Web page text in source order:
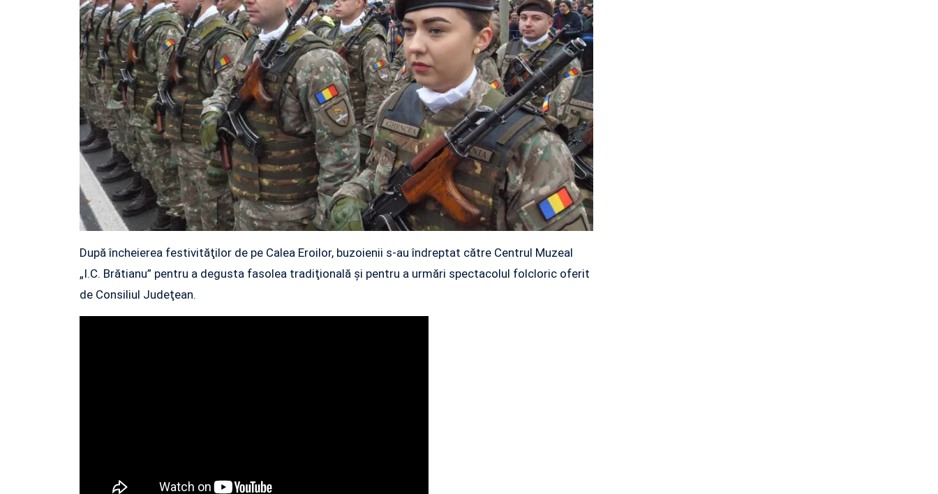
După încheierea festivităţilor de pe Calea Eroilor, buzoienii s-au îndreptat către Centrul Muzeal
„I.C. Brătianu” pentru a degusta fasolea tradiţională şi pentru a urmări spectacolul folcloric oferit
de Consiliul Judeţean.